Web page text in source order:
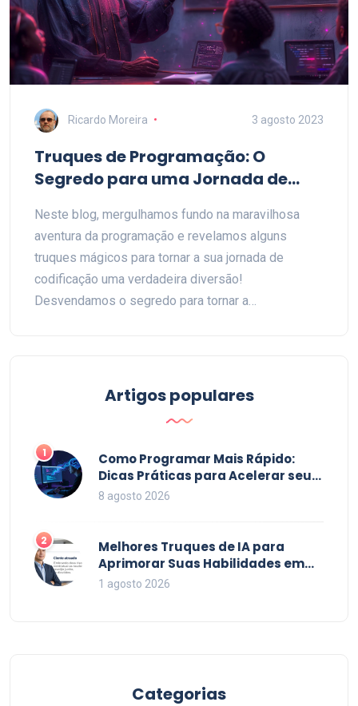
Ricardo Moreira 3 agosto 2023
Truques de Programação: O
Segredo para uma Jornada de
Neste blog, mergulhamos fundo na maravilhosa
aventura da programação e revelamos alguns
truques mágicos para tornar a sua jornada de
codificação uma verdadeira diversão!
Desvendamos o segredo para tornar a
você vai se transformar no Harry Potter da
programação! Então, prepare-se para embarcar
jornada surpreendentemente satisfatória!
Artigos populares
1
Como Programar Mais Rápido:
Dicas Práticas para Acelerar seu
Código em 2026
8 agosto 2026
2
Melhores Truques de IA para
Aprimorar Suas Habilidades em
2026
1 agosto 2026
Categorias